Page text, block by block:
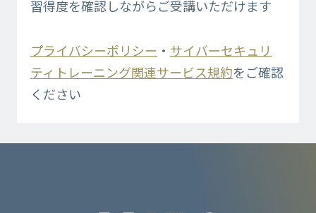
習得度を確認しながらご受講いただけます
プライバシーポリシー ・ サイバーセキュリ
ティトレーニング関連サービス規約をご確認
ください